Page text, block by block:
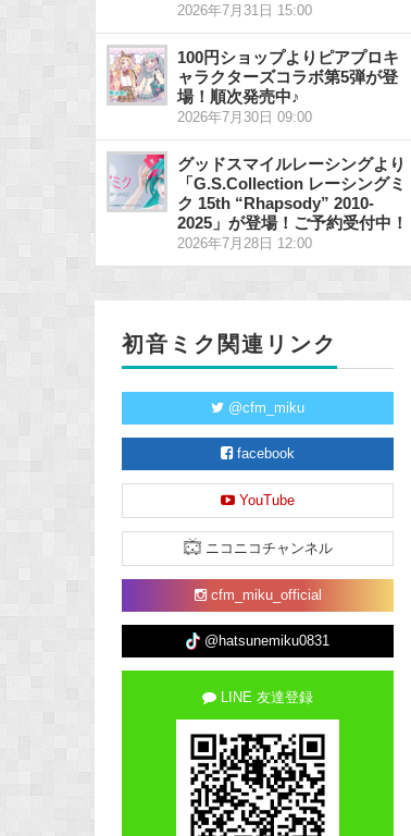
2026年7月31日 15:00
100円ショップよりピアプロキ
ャラクターズコラボ第5弾が登
場！順次発売中♪
2026年7月30日 09:00
グッドスマイルレーシングより
「G.S.Collection レーシングミ
ク 15th “Rhapsody” 2010-
2025」が登場！ご予約受付中！
2026年7月28日 12:00
初音ミク関連リンク
@cfm_miku
facebook
YouTube
ニコニコチャンネル
cfm_miku_official
@hatsunemiku0831
LINE 友達登録